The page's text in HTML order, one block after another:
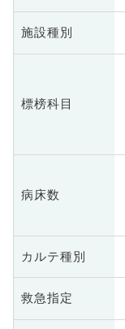
施設種別
標榜科目
病床数
カルテ種別
救急指定